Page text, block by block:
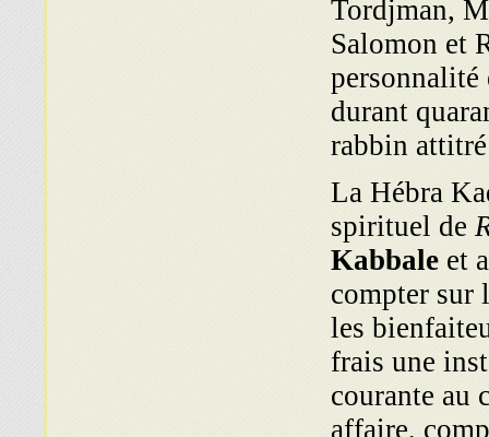
Tordjman,
Salomon et
personnalité
durant
rabbin
La Hébra
spirituel de
Kabbale et
compter sur
les
frais une
courante au
affaire,